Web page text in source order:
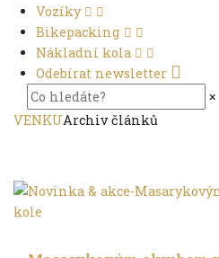
Vozíky
Bikepacking
Nákladní kola
Odebírat newsletter
×
VENKUArchiv článků